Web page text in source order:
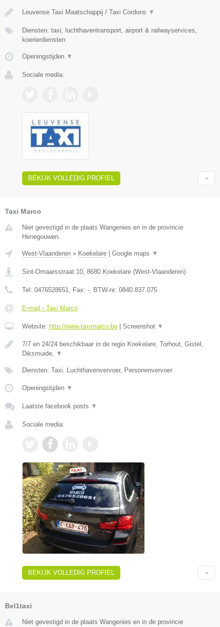
Leuvense Taxi Maatschappij / Taxi Cordons ▼
Diensten: taxi, luchthaventransport, airport & railwayservices,
koerierdiensten
Openingstijden ▼
Sociale media:
BEKIJK VOLLEDIG PROFIEL
Taxi Marco
Niet gevestigd in de plaats Wangenies en in de provincie
Henegouwen.
West-Vlaanderen » Koekelare Google maps ▼
Sint-Omaarsstraat 10 8680 Koekelare (West-Vlaanderen)
Tel: 0476528651 , Fax: - , BTW-nr: 0840.837.075
E-mail › Taxi Marco
Website: http://www.taximarco.be Screenshot ▼
7/7 en 24/24 beschikbaar in de regio Koekelare, Torhout, Gistel,
Diksmuide,
▼
Diensten: Taxi, Luchthavenvervoer, Personenvervoer
Openingstijden ▼
Laatste facebook posts ▼
Sociale media:
BEKIJK VOLLEDIG PROFIEL
Bel1taxi
Niet gevestigd in de plaats Wangenies en in de provincie